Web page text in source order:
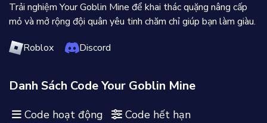
Trải nghiệm Your Goblin Mine để khai thác quặng nâng cấp
mỏ và mở rộng đội quân yêu tinh chăm chỉ giúp bạn làm giàu.
Roblox
Discord
Danh Sách Code Your Goblin Mine
Code hoạt động Code hết hạn